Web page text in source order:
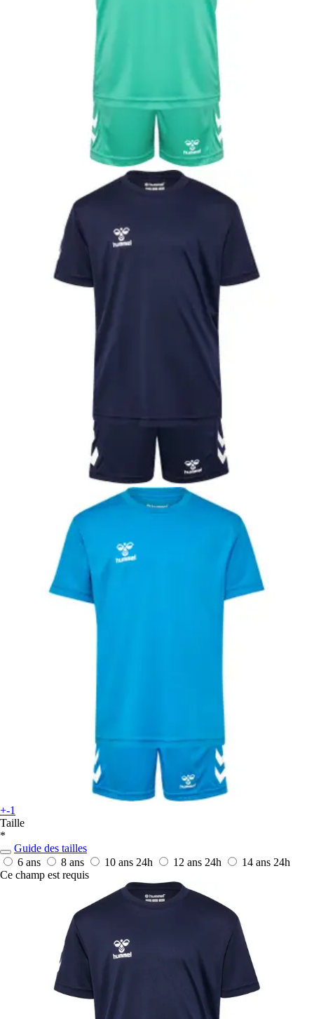
+-1
Taille
*
Guide des tailles
6 ans
8 ans 10 ans 24h 12 ans 24h 14 ans 24h
Ce champ est requis